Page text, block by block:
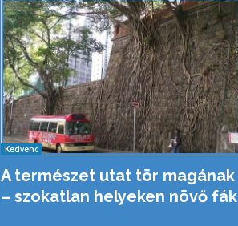
Kedvenc
A természet utat tör magának
– szokatlan helyeken növő fák